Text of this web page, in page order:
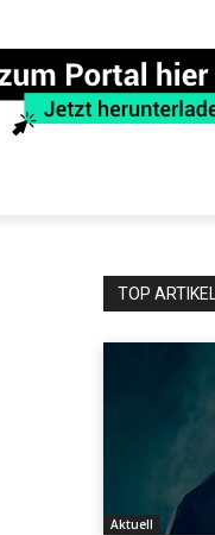
TOP ARTIKEL
Aktuell